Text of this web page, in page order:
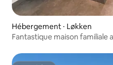
Hébergement ⋅ Løkken
Fantastique maison familiale